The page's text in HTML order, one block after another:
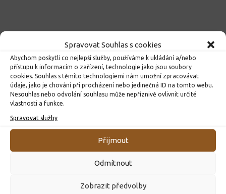
Spravovat Souhlas s cookies
Abychom poskytli co nejlepší služby, používáme k ukládání a/nebo
přístupu k informacím o zařízení, technologie jako jsou soubory
cookies. Souhlas s těmito technologiemi nám umožní zpracovávat
údaje, jako je chování při procházení nebo jedinečná ID na tomto webu.
Nesouhlas nebo odvolání souhlasu může nepříznivě ovlivnit určité
vlastnosti a funkce.
Spravovat služby
Přijmout
Odmítnout
Zobrazit předvolby